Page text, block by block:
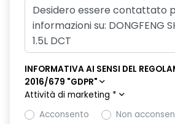
INFORMATIVA AI SENSI DEL
2016/679 "GDPR"
Attività di marketing *
Acconsento
Non